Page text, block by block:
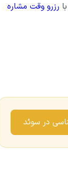
رزرو وقت مشاره
در سوئد